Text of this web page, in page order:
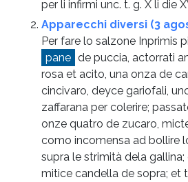
per li infirmi unc. t. g. X li die
Apparecchi diversi (3
Per fare lo salzone Inprimis
pane de puccia, actorrati
rosa et acito, una onza de
cincivaro, deyce gariofali,
zaffarana per colerire;
onze quatro de zucaro,
como incomensa ad bollire
supra le strimità dela
mitice candella de sopra; et